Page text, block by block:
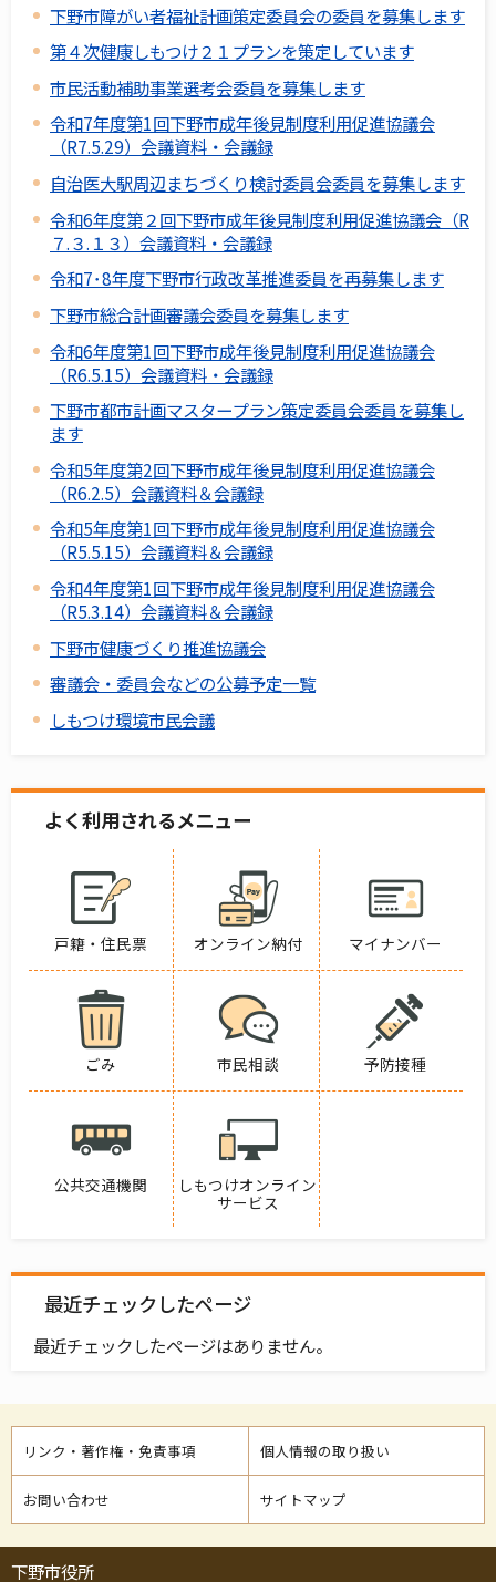
下野市障がい者福祉計画策定委員会の委員を募集します
第４次健康しもつけ２１プランを策定しています
市民活動補助事業選考会委員を募集します
令和7年度第1回下野市成年後見制度利用促進協議会
（R7.5.29）会議資料・会議録
自治医大駅周辺まちづくり検討委員会委員を募集します
令和6年度第２回下野市成年後見制度利用促進協議会（R
７.３.１３）会議資料・会議録
令和7･8年度下野市行政改革推進委員を再募集します
下野市総合計画審議会委員を募集します
令和6年度第1回下野市成年後見制度利用促進協議会
（R6.5.15）会議資料・会議録
下野市都市計画マスタープラン策定委員会委員を募集し
ます
令和5年度第2回下野市成年後見制度利用促進協議会
（R6.2.5）会議資料＆会議録
令和5年度第1回下野市成年後見制度利用促進協議会
（R5.5.15）会議資料＆会議録
令和4年度第1回下野市成年後見制度利用促進協議会
（R5.3.14）会議資料＆会議録
下野市健康づくり推進協議会
審議会・委員会などの公募予定一覧
しもつけ環境市民会議
よく利用されるメニュー
戸籍・住民票 オンライン納付 マイナンバー
ごみ 市民相談 予防接種
公共交通機関
しもつけオンライン
サービス
最近チェックしたページ
最近チェックしたページはありません。
リンク・著作権・免責事項 個人情報の取り扱い
お問い合わせ サイトマップ
下野市役所